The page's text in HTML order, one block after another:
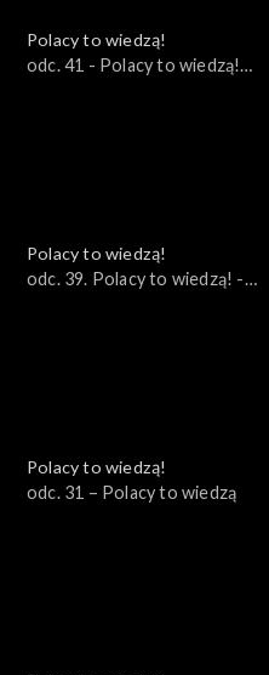
Polacy to wiedzą!
odc. 41 - Polacy to wiedzą!
Polacy to wiedzą!
odc. 39. Polacy to wiedzą! -
Polacy to wiedzą!
odc. 31 – Polacy to wiedzą